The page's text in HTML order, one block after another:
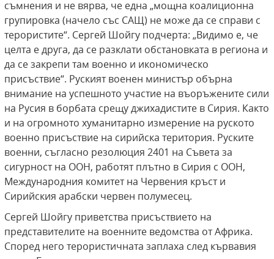
съмнения и не вярва, че една „мощна коалиционна
групировка (начело със САЩ) не може да се справи с
терористите“. Сергей Шойгу подчерта: „Видимо е, че
целта е друга, да се разклати обстановката в региона и
да се закрепи там военно и икономическо
присъствие“. Руският военен министър обърна
внимание на успешното участие на въоръжените сили
на Русия в борбата срещу джихадистите в Сирия. Както
и на огромното хуманитарно измерение на руското
военно присъствие на сирийска територия. Руските
военни, съгласно резолюция 2401 на Съвета за
сигурност на ООН, работят плътно в Сирия с ООН,
Международния комитет на Червения кръст и
Сирийския арабски червен полумесец.
Сергей Шойгу приветства присъствието на
представителите на военните ведомства от Африка.
Според него терористичната заплаха след кървавия